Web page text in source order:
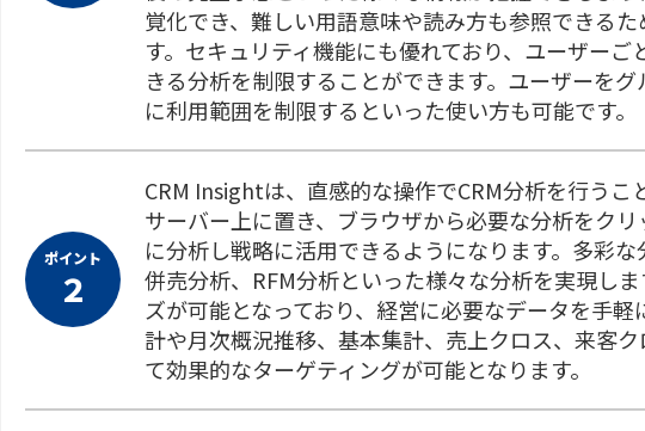
覚化でき、難しい用語意味や読み方も参照できる
す。セキュリティ機能にも優れており、ユーザー
きる分析を制限することができます。ユーザーを
に利用範囲を制限するといった使い方も可能です。
ポイント
２
CRM Insightは、直感的な操作でCRM分析を行うこ
サーバー上に置き、ブラウザから必要な分析をク
に分析し戦略に活用できるようになります。多彩
併売分析、RFM分析といった様々な分析を実現し
ズが可能となっており、経営に必要なデータを手
計や月次概況推移、基本集計、売上クロス、来客
て効果的なターゲティングが可能となります。